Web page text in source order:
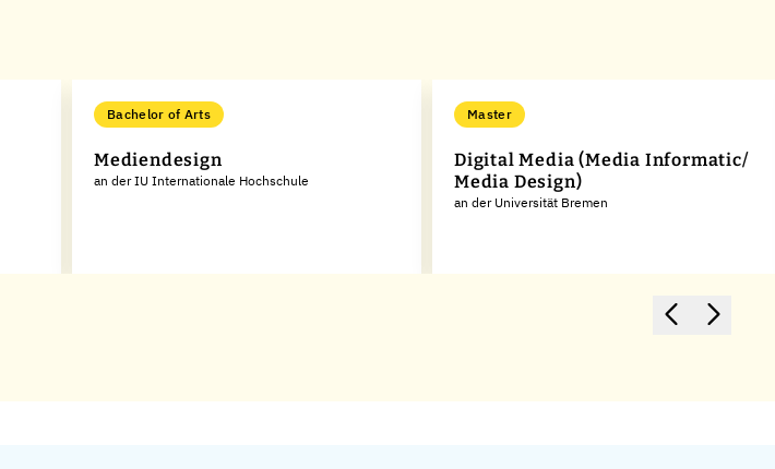
Bachelor of Arts
Mediendesign
an der IU Internationale Hochschule
Master
Digital Media (Media Informatic/
Media Design)
an der Universität Bremen